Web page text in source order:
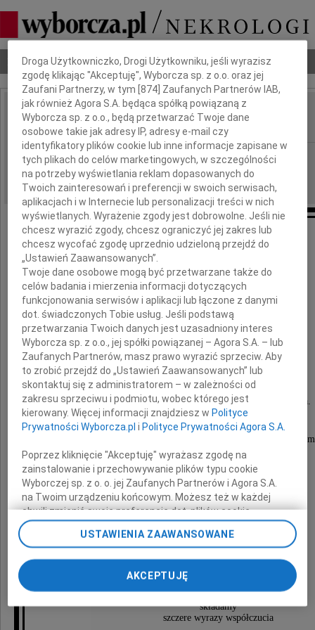
Nekrologi Odeszli Poradnik pogrzebowy
IMIĘ I NAZWISKO: Zina Pilucik
REGION: Opole
DATA EMISJI: 23.03.2017
Z wielkim żalem przychodzi nam
pożegnać naszą Koleżankę
Doktor
Zinę Pilucik
Człowieka o wielkim sercu, oddanego lekarza.
Zawsze z cierpliwością, życzliwie i z uśmiechem
wspomagającą chorych.
Całej Rodzinie i Bliskim
składamy
szczere wyrazy współczucia
Dbamy o Twoją prywatność
Droga Użytkowniczko, Drogi Użytkowniku, jeśli wyrazisz
zgodę klikając "Akceptuję", Wyborcza sp. z o.o. oraz jej
Zaufani Partnerzy, w tym [874 ] Zaufanych Partnerów IAB,
jak również Agora S.A. będąca spółką powiązaną z
Wyborcza sp. z o.o., będą przetwarzać Twoje dane
osobowe takie jak adresy IP, adresy e-mail czy
identyfikatory plików cookie lub inne informacje zapisane w
tych plikach do celów marketingowych, w szczególności
na potrzeby wyświetlania reklam dopasowanych do
Twoich zainteresowań i preferencji w swoich serwisach,
aplikacjach i w Internecie lub personalizacji treści w nich
wyświetlanych. Wyrażenie zgody jest dobrowolne. Jeśli nie
chcesz wyrazić zgody, chcesz ograniczyć jej zakres lub
chcesz wycofać zgodę uprzednio udzieloną przejdź do
„Ustawień Zaawansowanych”.
Twoje dane osobowe mogą być przetwarzane także do
celów badania i mierzenia informacji dotyczących
funkcjonowania serwisów i aplikacji lub łączone z danymi
dot. świadczonych Tobie usług. Jeśli podstawą
przetwarzania Twoich danych jest uzasadniony interes
Wyborcza sp. z o.o., jej spółki powiązanej – Agora S.A. – lub
Zaufanych Partnerów, masz prawo wyrazić sprzeciw. Aby
to zrobić przejdź do „Ustawień Zaawansowanych” lub
skontaktuj się z administratorem – w zależności od
zakresu sprzeciwu i podmiotu, wobec którego jest
kierowany. Więcej informacji znajdziesz w Polityce
Prywatności Wyborcza.pl i Polityce Prywatności Agora S.A.
Poprzez kliknięcie "Akceptuję" wyrażasz zgodę na
zainstalowanie i przechowywanie plików typu cookie
Wyborczej sp. z o. o. jej Zaufanych Partnerów i Agora S.A.
na Twoim urządzeniu końcowym. Możesz też w każdej
chwili zmienić swoje preferencje dot. plików cookie,
ponownie wywołując narzędzie do zarządzania Twoimi
preferencjami dot. przetwarzania danych poprzez
przechodząc do sekcji „Ustawienia zaawansowane”.
Zmiana ustawień plików cookie możliwa jest także za
pomocą ustawień przeglądarki.
My, nasi Zaufani Partnerzy i Agora S.A. możemy
USTAWIENIA ZAAWANSOWANE
AKCEPTUJĘ